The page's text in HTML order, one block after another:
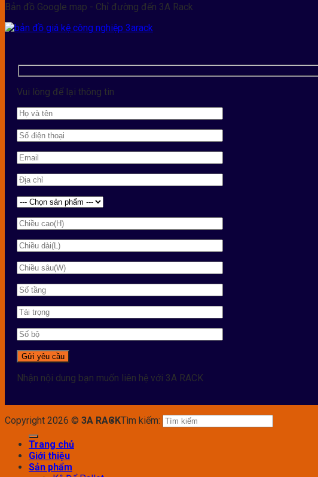
Bản đồ Google map - Chỉ đường đến 3A Rack
Vui lòng để lại thông tin
Nhận nội dung bạn muốn liên hệ với 3A RACK
Copyright 2026 © 3A RACKTìm kiếm:
Trang chủ
Giới thiệu
Sản phẩm